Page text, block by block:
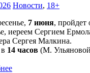
Новости, 18+
7 июня, пройдет
иереем Сергием
Сергея Малкина.
14 часов (М.